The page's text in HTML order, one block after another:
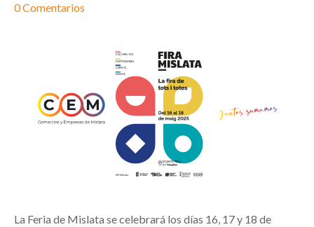
0Comentarios
La Feria de Mislata se celebrará los días 16, 17 y 18 de